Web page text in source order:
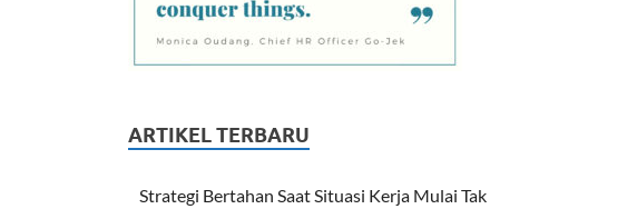
ARTIKEL TERBARU
Strategi Bertahan Saat Situasi Kerja Mulai Tak